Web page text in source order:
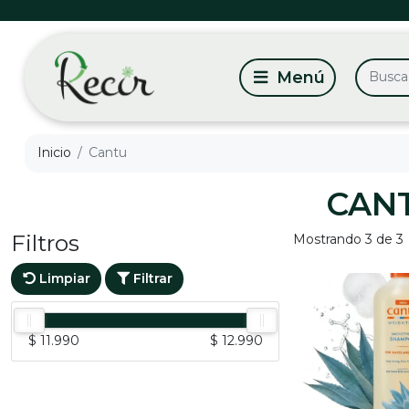
Inicio Cantu
Filtros
Limpiar Filtrar
$ 11.990 $ 12.990
Mostrando 3 de 3